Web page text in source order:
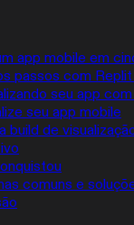
app mobile em
passos com
seu app
seu app mobile
build de
comuns e